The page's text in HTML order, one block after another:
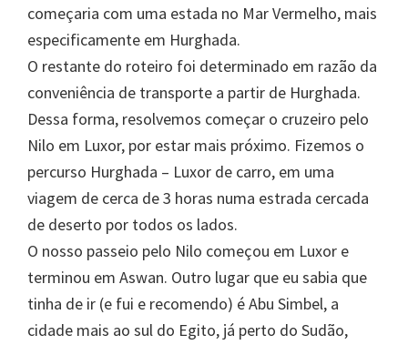
começaria com uma estada no Mar Vermelho, mais
especificamente em Hurghada.
O restante do roteiro foi determinado em razão da
conveniência de transporte a partir de Hurghada.
Dessa forma, resolvemos começar o cruzeiro pelo
Nilo em Luxor, por estar mais próximo. Fizemos o
percurso Hurghada – Luxor de carro, em uma
viagem de cerca de 3 horas numa estrada cercada
de deserto por todos os lados.
O nosso passeio pelo Nilo começou em Luxor e
terminou em Aswan. Outro lugar que eu sabia que
tinha de ir (e fui e recomendo) é Abu Simbel, a
cidade mais ao sul do Egito, já perto do Sudão,